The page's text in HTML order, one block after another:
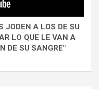
JODEN A LOS DE SU
LO QUE LE VAN A
DE SU SANGRE"